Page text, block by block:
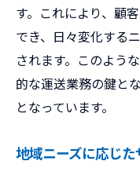
す。これにより、顧
でき、日々変化する
されます。このよう
的な運送業務の鍵と
となっています。
地域ニーズに応じ